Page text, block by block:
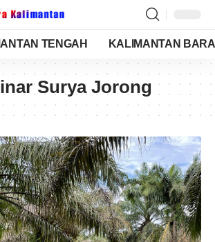
TENGAH KALIMANTAN
Surya Jorong